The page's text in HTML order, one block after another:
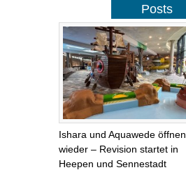
Posts
Ishara und Aquawede öffnen
wieder – Revision startet in
Heepen und Sennestadt